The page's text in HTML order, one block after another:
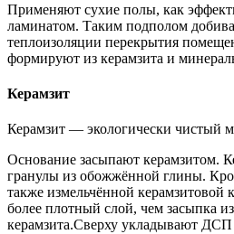
Применяют сухие полы, как
ламинатом. Таким подполом
теплоизоляции перекрытия
формируют из керамзита и
Керамзит
Керамзит — экологически чистый
Основание засыпают керамзитом.
гранулы из обожжённой глины.
также измельчённой керамзитовой
более плотный слой, чем засыпка
керамзита.Сверху укладывают ДСП